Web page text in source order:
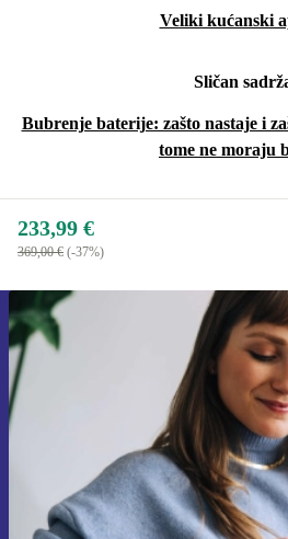
Veliki kućanski
Sličan
Bubrenje baterije: zašto nastaje i
tome ne moraju
233,99 €
369,00 € (-37%)
Prijavi se na
Nikad više ne propusti
Zatraži